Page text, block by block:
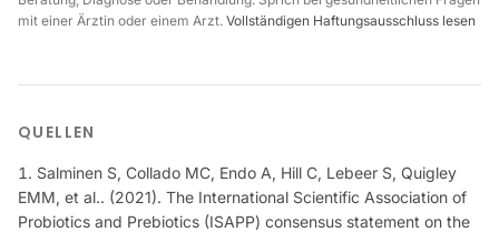
mit einer Ärztin oder einem Arzt. Vollständigen Haftungsausschluss lesen
QUELLEN
Salminen S, Collado MC, Endo A, Hill C, Lebeer S, Quigley
EMM, et al.. (2021). The International Scientific Association of
Probiotics and Prebiotics (ISAPP) consensus statement on the